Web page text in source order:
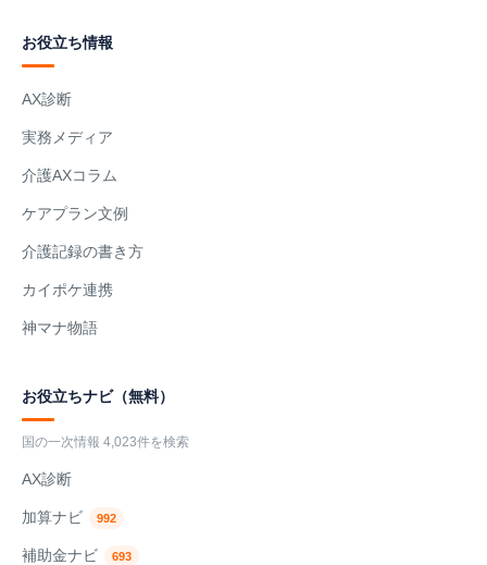
お役立ち情報
AX診断
実務メディア
介護AXコラム
ケアプラン文例
介護記録の書き方
カイポケ連携
神マナ物語
お役立ちナビ（無料）
国の一次情報 4,023件を検索
AX診断
加算ナビ 992
補助金ナビ 693